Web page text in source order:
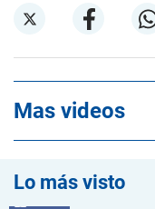
Mas videos
Lo más visto